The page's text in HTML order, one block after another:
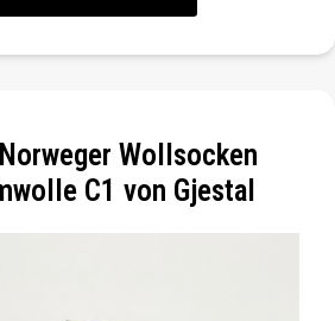
Wollsocken
C1 von Gjestal